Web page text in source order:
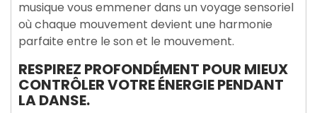
musique vous emmener dans un voyage sensoriel
où chaque mouvement devient une harmonie
parfaite entre le son et le mouvement.
RESPIREZ PROFONDÉMENT POUR MIEUX
CONTRÔLER VOTRE ÉNERGIE PENDANT
LA DANSE.